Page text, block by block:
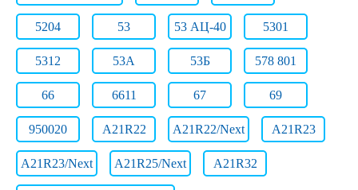
5204 53 53 АЦ-40 5301
5312 53А 53Б 578 801
66 6611 67 69
950020 A21R22 A21R22/Next A21R23
A21R23/Next A21R25/Next A21R32